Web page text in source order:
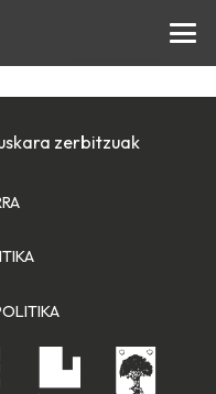
zerbitzuak